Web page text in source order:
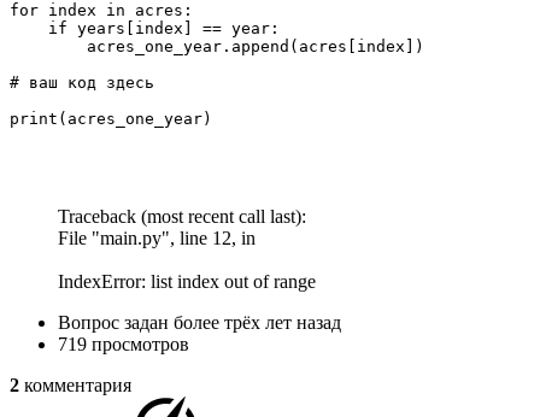
for index in acres:
    if years[index] == year:
        acres_one_year.append(acres[index])
# ваш код здесь
print(acres_one_year)
Traceback (most recent call last):
File "main.py", line 12, in
IndexError: list index out of range
Вопрос задан более трёх лет назад
719 просмотров
2 комментария